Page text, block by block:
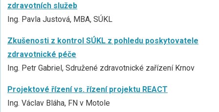
zdravotních služeb
Ing. Pavla Justová, MBA, SÚKL
Zkušenosti z kontrol SÚKL z pohledu poskytovatele
zdravotnické péče
Ing. Petr Gabriel, Sdružené zdravotnické zařízení Krnov
Projektové řízení vs. řízení projektu REACT
Ing. Václav Bláha, FN v Motole